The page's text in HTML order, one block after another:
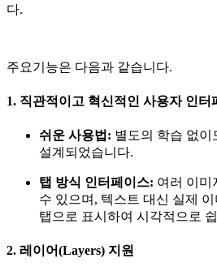
다.
주요기능은 다음과 같습니다.
1. 직관적이고 혁신적인 사용자 인터
쉬운 사용법: 별도의 학습 없이
설계되었습니다.
탭 방식 인터페이스: 여러 이미
수 있으며, 텍스트 대신 실제
탭으로 표시하여 시각적으로
2. 레이어(Layers) 지원